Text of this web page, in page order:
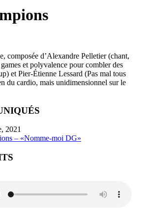
composée d’Alexandre Pelletier (chant,
et polyvalence pour combler des
et Pier-Étienne Lessard (Pas mal tous
du cardio, mais unidimensionnel sur le
2021
– «Nomme-moi DG»